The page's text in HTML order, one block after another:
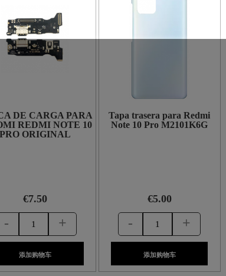
DE CARGA PARA
REDMI NOTE 10
PRO ORIGINAL
€7.50
- +
添加购物车
Tapa trasera para Redmi
Note 10 Pro M2101K6G
€5.00
- +
添加购物车